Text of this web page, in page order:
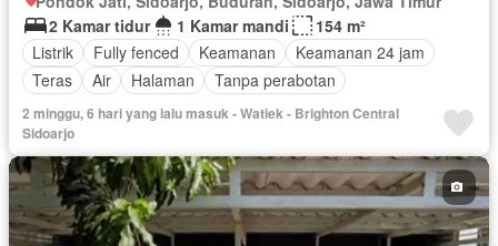
2 Kamar tidur
1 Kamar mandi
154 m²
Listrik
Fully fenced Keamanan
Keamanan 24 jam
Teras
Air Halaman Tanpa perabotan
2 minggu, 6 hari yang lalu masuk - Watiek - Brighton Central
Sidoarjo